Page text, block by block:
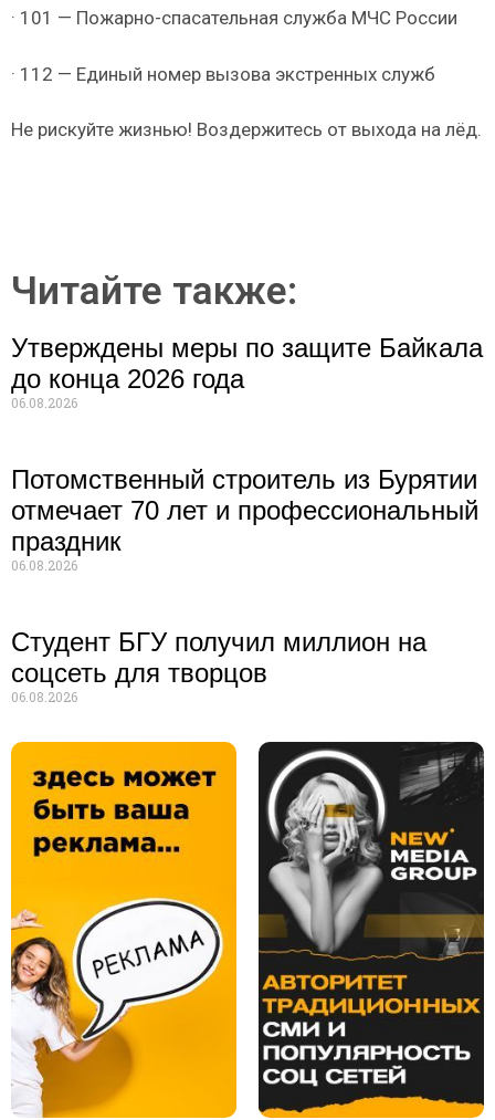
· 101 — Пожарно-спасательная служба МЧС России
· 112 — Единый номер вызова экстренных служб
Не рискуйте жизнью! Воздержитесь от выхода на лёд.
Читайте также:
Утверждены меры по защите Байкала
до конца 2026 года
06.08.2026
Потомственный строитель из Бурятии
отмечает 70 лет и профессиональный
праздник
06.08.2026
Студент БГУ получил миллион на
соцсеть для творцов
06.08.2026